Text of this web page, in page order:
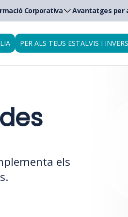
Corporativa Avantatges per
PER ALS TEUS ESTALVIS I
els